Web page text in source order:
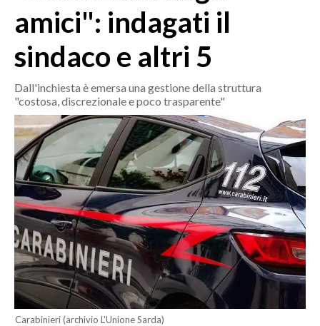
OGLIASTRA
AGENDA
ITALIA
MONDO
POLITICA
ECONOMIA
SERVIZI ALLE IMPRESE
LAVORO
BANDI
SPORT IN SARDEGNA
amici": indagati il
sindaco e altri 5
Dall'inchiesta è emersa una gestione della struttura
"costosa, discrezionale e poco trasparente"
Carabinieri (archivio L'Unione Sarda)